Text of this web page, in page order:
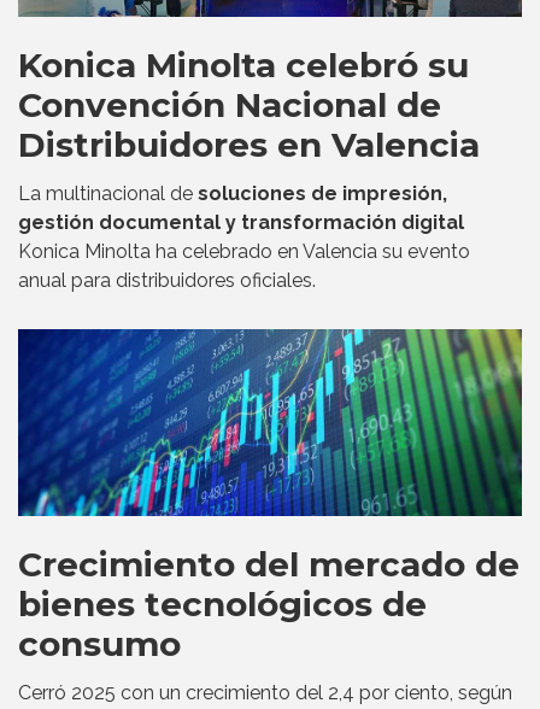
Konica Minolta celebró su
Convención Nacional de
Distribuidores en Valencia
La multinacional de soluciones de impresión,
gestión documental y transformación digital
Konica Minolta ha celebrado en Valencia su evento
anual para distribuidores oficiales.
Crecimiento del mercado de
bienes tecnológicos de
consumo
Cerró 2025 con un crecimiento del 2,4 por ciento, según